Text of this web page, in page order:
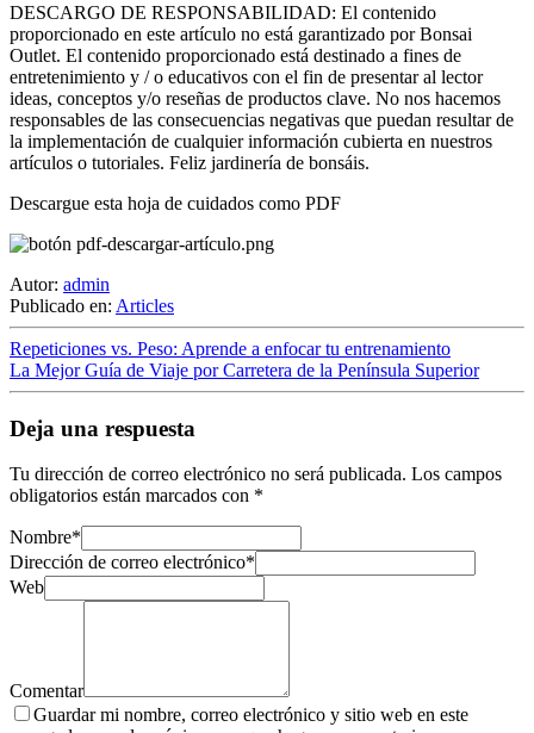
DESCARGO DE RESPONSABILIDAD: El contenido
proporcionado en este artículo no está garantizado por Bonsai
Outlet. El contenido proporcionado está destinado a fines de
entretenimiento y / o educativos con el fin de presentar al lector
ideas, conceptos y/o reseñas de productos clave. No nos hacemos
responsables de las consecuencias negativas que puedan resultar de
la implementación de cualquier información cubierta en nuestros
artículos o tutoriales. Feliz jardinería de bonsáis.
Descargue esta hoja de cuidados como PDF
Autor: admin
Publicado en: Articles
Repeticiones vs. Peso: Aprende a enfocar tu entrenamiento
La Mejor Guía de Viaje por Carretera de la Península Superior
Deja una respuesta
Tu dirección de correo electrónico no será publicada. Los campos
obligatorios están marcados con *
Nombre*
Dirección de correo electrónico*
Web
Comentar
Guardar mi nombre, correo electrónico y sitio web en este